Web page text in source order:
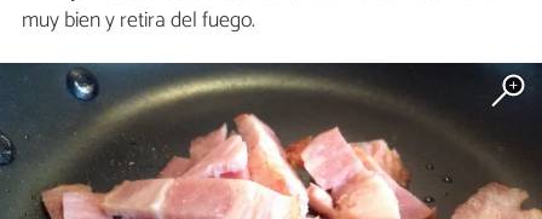
muy bien y retira del fuego.